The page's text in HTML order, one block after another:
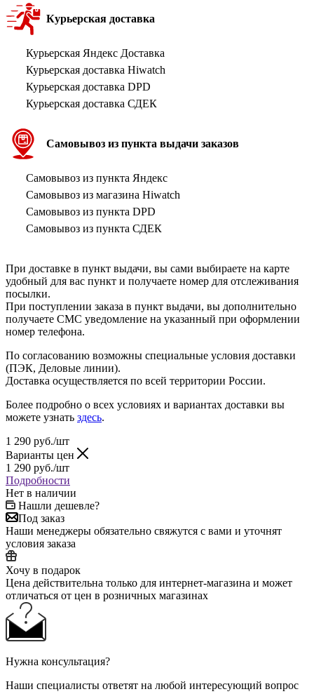
Курьерская доставка
Курьерская Яндекс Доставка
Курьерская доставка Hiwatch
Курьерская доставка DPD
Курьерская доставка СДЕК
Самовывоз из пункта выдачи заказов
Самовывоз из пункта Яндекс
Самовывоз из магазина Hiwatch
Самовывоз из пункта DPD
Самовывоз из пункта СДЕК
При доставке в пункт выдачи, вы сами выбираете на карте
удобный для вас пункт и получаете номер для отслеживания
посылки.
При поступлении заказа в пункт выдачи, вы дополнительно
получаете СМС уведомление на указанный при оформлении
номер телефона.
По согласованию возможны специальные условия доставки
(ПЭК, Деловые линии).
Доставка осуществляется по всей территории России.
Более подробно о всех условиях и вариантах доставки вы
можете узнать здесь.
1 290 руб./шт
Варианты цен
1 290 руб./шт
Подробности
Нет в наличии
Нашли дешевле?
Под заказ
Наши менеджеры обязательно свяжутся с вами и уточнят
условия заказа
Хочу в подарок
Цена действительна только для интернет-магазина и может
отличаться от цен в розничных магазинах
Нужна консультация?
Наши специалисты ответят на любой интересующий вопрос